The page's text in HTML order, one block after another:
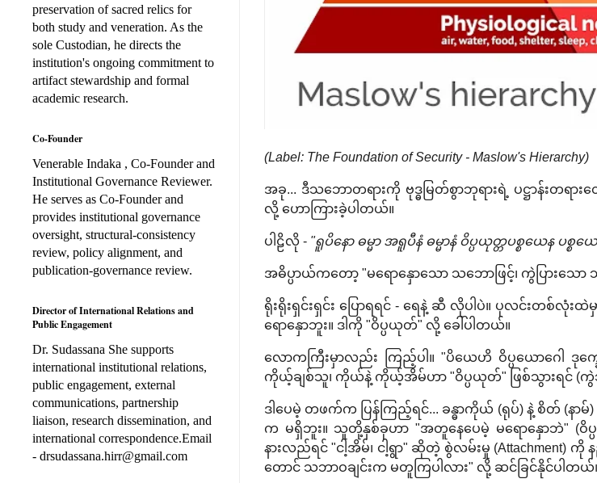
(Label: The Foundation of Security - Maslow's Hierarchy)
အခု... ဒီသဘောတရားကို ဗုဒ္ဓမြတ်စွာဘုရားရဲ့ ပဋ္ဌာန်းတရာ
လို့ ဟောကြားခဲ့ပါတယ်။
ပါဠိလို - "ရူပိနော ဓမ္မာ အရူပီနံ ဓမ္မာနံ ဝိပ္ပယုတ္တပစ္စယေန ပစ္စယ
အဓိပ္ပာယ်ကတော့ "မရောနှောသော သဘောဖြင့်၊ ကွဲပြားသော
ရိုးရိုးရှင်းရှင်း ပြောရရင် - ရေနဲ့ ဆီ လိုပါပဲ။ ပုလင်းတစ်
ရောနှောဘူး။ ဒါကို "ဝိပ္ပယုတ်" လို့ ခေါ်ပါတယ်။
လောကကြီးမှာလည်း ကြည့်ပါ။ "ပိယေဟိ ဝိပ္ပယောဂေါ
ကိုယ့်ချစ်သူ၊ ကိုယ်နဲ့ ကိုယ့်အိမ်ဟာ "ဝိပ္ပယုတ်" ဖြစ်သွားရင် (ကွဲသွ
ဒါပေမဲ့ တဖက်က ပြန်ကြည့်ရင်... ခန္ဓာကိုယ် (ရုပ်) နဲ့ စိတ် (
က မရှိဘူး။ သူတို့နှစ်ခုဟာ "အတူနေပေမဲ့ မရောနှောဘဲ" (ဝိပ္
နားလည်ရင် "ငါ့အိမ်၊ ငါ့ရွာ" ဆိုတဲ့ စွဲလမ်းမှု
တောင် သဘာဝချင်းက မတူကြပါလား" လို့ ဆင်ခြင်နိုင်ပါတယ်
preservation of sacred relics for
both study and veneration. As the
sole Custodian, he directs the
institution's ongoing commitment to
artifact stewardship and formal
academic research.
Co-Founder
Venerable Indaka , Co-Founder and
Institutional Governance Reviewer.
He serves as Co-Founder and
provides institutional governance
oversight, structural-consistency
review, policy alignment, and
publication-governance review.
Director of International Relations and
Public Engagement
Dr. Sudassana She supports
international institutional relations,
public engagement, external
communications, partnership
liaison, research dissemination, and
international correspondence.Email
- drsudassana.hirr@gmail.com